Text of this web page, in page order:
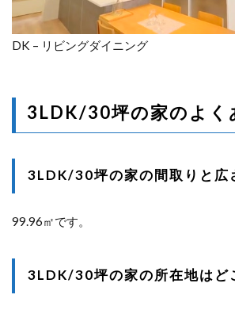
DK – リビングダイニング
3LDK/30坪の家のよく
3LDK/30坪の家の間取りと広
99.96㎡です。
3LDK/30坪の家の所在地はど